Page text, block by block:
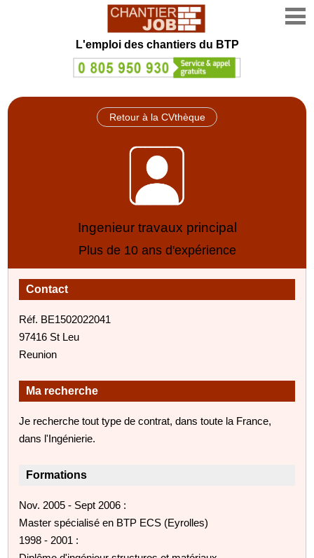
L'emploi des chantiers du BTP
Retour à la CVthèque
Ingenieur travaux principal
Plus de 10 ans d'expérience
Contact
Réf. BE1502022041
97416 St Leu
Reunion
Ma recherche
Je recherche tout type de contrat, dans toute la France,
dans l'Ingénierie.
Formations
Nov. 2005 - Sept 2006 :
Master spécialisé en BTP ECS (Eyrolles)
1998 - 2001 :